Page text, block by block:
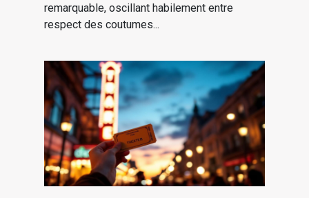
remarquable, oscillant habilement entre
respect des coutumes...